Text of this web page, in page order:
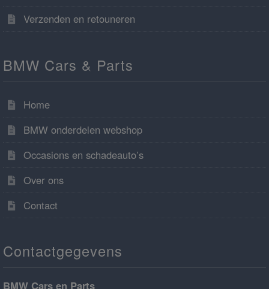
Verzenden en retouneren
BMW Cars & Parts
Home
BMW onderdelen webshop
Occasions en schadeauto’s
Over ons
Contact
Contactgegevens
BMW Cars en Parts